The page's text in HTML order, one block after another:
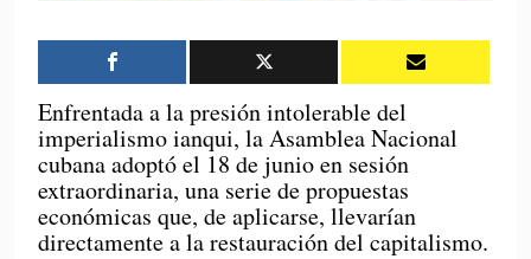
Enfrentada a la presión intolerable del
imperialismo ianqui, la Asamblea Nacional
cubana adoptó el 18 de junio en sesión
extraordinaria, una serie de propuestas
económicas que, de aplicarse, llevarían
directamente a la restauración del capitalismo.